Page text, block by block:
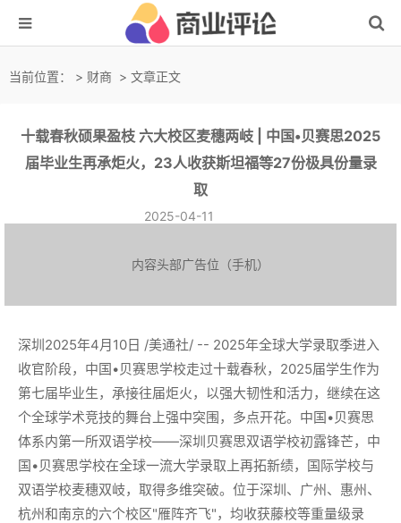
当前位置： > 财商 > 文章正文
十载春秋硕果盈枝 六大校区麦穗两岐 | 中国•贝赛思2025
届毕业生再承炬火，23人收获斯坦福等27份极具份量录
取
2025-04-11
内容头部广告位（手机）
深圳2025年4月10日 /美通社/ -- 2025年全球大学录取季进入
收官阶段，中国•贝赛思学校走过十载春秋，2025届学生作为
第七届毕业生，承接往届炬火，以强大韧性和活力，继续在这
个全球学术竞技的舞台上强中突围，多点开花。中国•贝赛思
体系内第一所双语学校——深圳贝赛思双语学校初露锋芒，中
国•贝赛思学校在全球一流大学录取上再拓新绩，国际学校与
双语学校麦穗双岐，取得多维突破。位于深圳、广州、惠州、
杭州和南京的六个校区"雁阵齐飞"，均收获藤校等重量级录